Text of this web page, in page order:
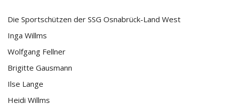
Die Sportschützen der SSG Osnabrück-Land West
Inga Willms
Wolfgang Fellner
Brigitte Gausmann
Ilse Lange
Heidi Willms